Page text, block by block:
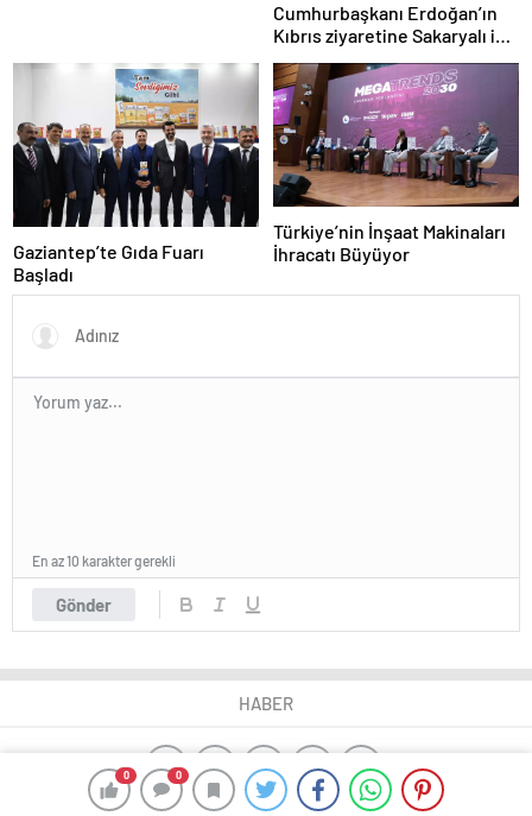
0 0
Cumhurbaşkanı Erdoğan’ın
Kıbrıs ziyaretine Sakaryalı iş
insanı da eşlik etti
Gaziantep’te Gıda Fuarı
Başladı
Türkiye’nin İnşaat Makinaları
İhracatı Büyüyor
Gönder
En az 10 karakter gerekli
HABER